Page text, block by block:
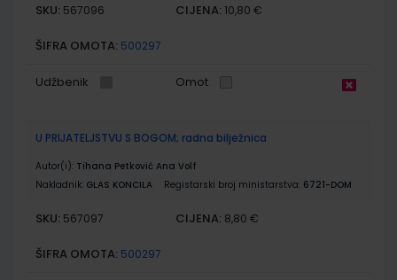
SKU: 567096 CIJENA: 10,80 €
ŠIFRA OMOTA: 500297
Udžbenik Omot
U PRIJATELJSTVU S BOGOM; radna bilježnica
Autor(i): Tihana Petković Ana Volf
Nakladnik: GLAS KONCILA Registarski broj ministarstva: 6721-DOM
SKU: 567097 CIJENA: 8,80 €
ŠIFRA OMOTA: 500297